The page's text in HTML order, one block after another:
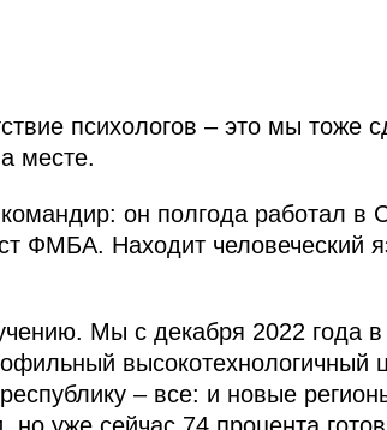
психологов – это мы тоже
месте.
он полгода работал в
ФМБА. Находит человеческий
Мы с декабря 2022 года
высокотехнологичный
– все: и новые